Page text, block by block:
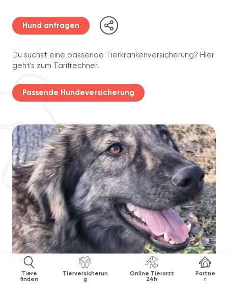
Tiere
finden
Tierversicherun
g
Online Tierarzt
24h
Partne
r
Hund anfragen
Du suchst eine passende Tierkrankenversicherung? Hier
geht's zum Tarifrechner.
Passende Hundeversicherung